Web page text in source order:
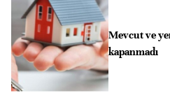
Mevcut ve
kapanmadı